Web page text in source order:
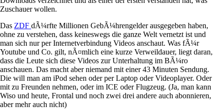
Zuschauer wollen.
Das ZDF dÃ¼rfte Millionen GebÃ¼hrengelder ausgegeben haben,
ohne zu verstehen, dass keineswegs die ganze Welt vernetzt ist und
man sich nur per Internetverbindung Videos anschaut. Was fÃ¼r
Youtube und Co. gilt, nÃ¤mlich eine kurze Verweildauer, liegt daran,
dass die Leute sich diese Videos zur Unterhaltung im BÃ¼ro
anschauen. Das macht aber niemand mit einer 43 Minuten Sendung.
Die will man am iPod sehen oder per Laptop oder Videoplayer. Oder
mit zu Freunden nehmen, oder im ICE oder Flugzeug. (Ja, man kann
Wiso und heute, Frontal und noch zwei drei andere auch abonnieren,
aber mehr auch nicht)